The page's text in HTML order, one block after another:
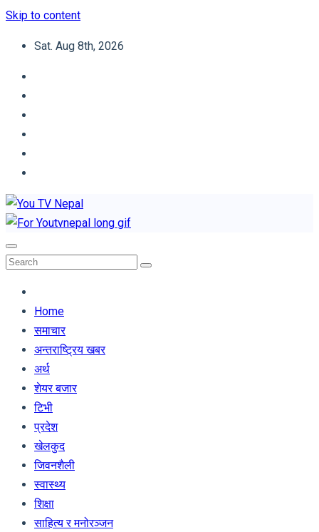
Skip to content
Sat. Aug 8th, 2026
Home
समाचार
अन्तराष्ट्रिय खबर
अर्थ
शेयर बजार
टिभी
प्रदेश
खेलकुद
जिवनशैली
स्वास्थ्य
शिक्षा
साहित्य र मनोरञ्जन